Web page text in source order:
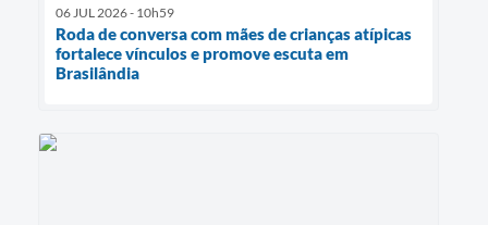
06 JUL 2026 - 10h59
Roda de conversa com mães de crianças atípicas
fortalece vínculos e promove escuta em
Brasilândia